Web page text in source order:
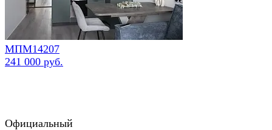
МПМ14207
241 000 руб.
Официальный